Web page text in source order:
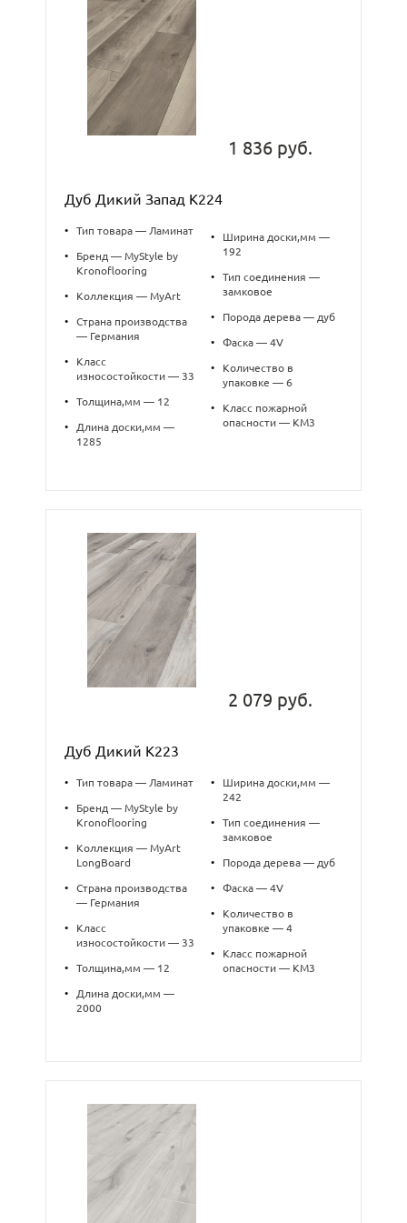
1 836 руб.
Дуб Дикий Запад К224
• Тип товара — Ламинат
•
Бренд — MyStyle by
Kronoflooring
• Коллекция — MyArt
•
Страна производства
— Германия
•
Класс
износостойкости — 33
• Толщина,мм — 12
•
Длина доски,мм —
1285
•
Ширина доски,мм —
192
•
Тип соединения —
замковое
• Порода дерева — дуб
• Фаска — 4V
•
Количество в
упаковке — 6
•
Класс пожарной
опасности — КМ3
2 079 руб.
Дуб Дикий К223
• Тип товара — Ламинат
•
Бренд — MyStyle by
Kronoflooring
•
Коллекция — MyArt
LongBoard
•
Страна производства
— Германия
•
Класс
износостойкости — 33
• Толщина,мм — 12
•
Длина доски,мм —
2000
•
Ширина доски,мм —
242
•
Тип соединения —
замковое
• Порода дерева — дуб
• Фаска — 4V
•
Количество в
упаковке — 4
•
Класс пожарной
опасности — КМ3